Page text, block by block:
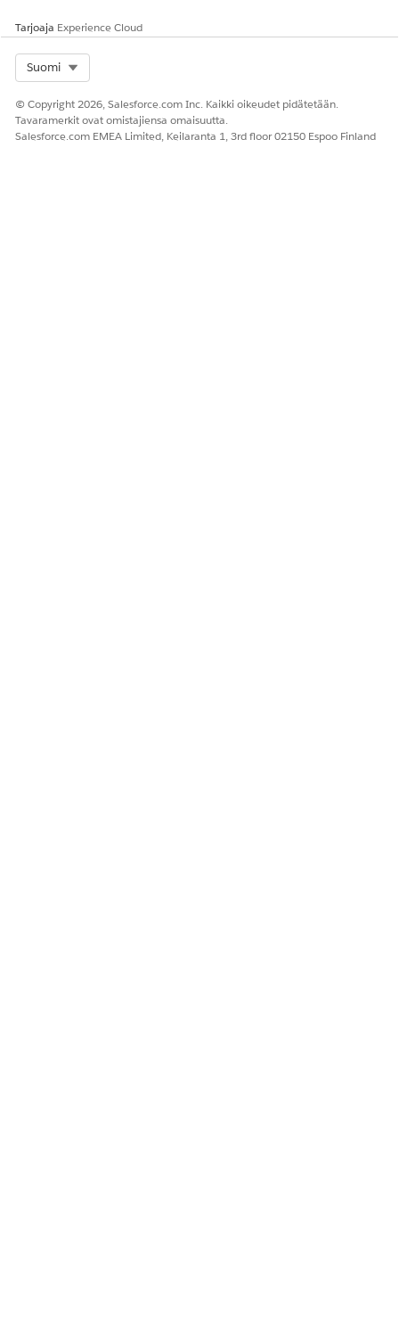
Tarjoaja Experience Cloud
Suomi
© Copyright 2026, Salesforce.com Inc. Kaikki oikeudet pidätetään.
Tavaramerkit ovat omistajiensa omaisuutta.
Salesforce.com EMEA Limited, Keilaranta 1, 3rd floor 02150 Espoo Finland